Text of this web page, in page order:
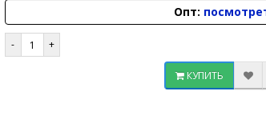
Опт:
КУПИТЬ